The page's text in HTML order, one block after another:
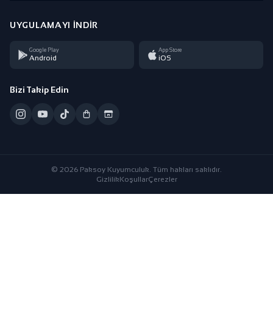
UYGULAMAYI İNDIR
Google Play
Android
App Store
iOS
Bizi Takip Edin
© 2026 Paksoy Kuyumculuk. Tüm hakları saklıdır.
GizlilikKoşullarÇerezler